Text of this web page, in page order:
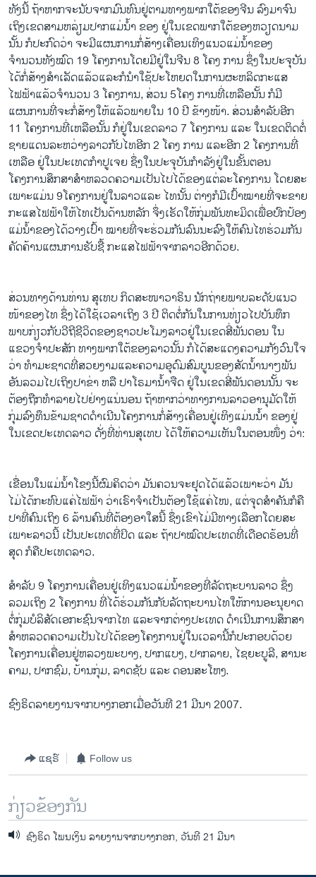
ທັງນີ້ ຖ້າ​ຫາກ​ຈະ​ນັບ​ຈາກ​ມົນ​ທົນ​ຢູ່ຕາມທາງ​ພາກ​ໃຕ້​ຂອງ​ຈີນ ລົງ​ມາ​ຈົນ​
ເຖິງ​ເຂດ​ສາມ​ຫລ່ຽມ​ປາກ​ແມ່ນ້ຳ ຂອງ ຢູ່​ໃນ​ເຂດ​ພາກໃຕ້​ຂອງຫ​ວຽດນາມ​
ນັ້ນ ກໍ​ປະກົດ​ວ່າ ຈະ​ມີ​ແຜນການ​ກໍ່ສ້າງ​ເຄື່ອນ​ເທິງແນວ​ແມ່ນ້ຳຂອງ
ຈຳນວນ​ທັງໝົດ 19 ໂຄງການ ​ໂດຍ​ມີ​ຢູ່​ໃນ​ຈີນ 8 ​ໂຄງ ການ ຊຶ່ງ​ໃນ​ປະຈຸ​ບັນ
​ໄດ້​ກໍ່ສ້າງ​ສຳເລັດແລ້ວ ​ແລະກໍ​ນຳ​ໃຊ້​ປະ​ໂຫຍ​ດ​ໃນ​ການ​ຜະຫລິດ​ກະ​ແສ​
ໄຟຟ້າ​ແລ້ວຈຳນວນ​ 3 ​ໂຄງການ, ສ່ວນ 5 ​ໂຄງ ການ​ທີ່​ເຫລືອ​ນັ້ນ ກໍ​ມີ​
ແຜນການ​ທີ່ຈະ​ກໍ່ສ້າງ​ໃຫ້​ແລ້ວ​ພາຍ​ໃນ 10 ປີ ຂ້າງໜ້າ. ສ່ວນ​ສຳລັບອີກ
11 ໂຄງການທີ່ເຫລືອ​ນັ້ນ ກໍ​ຢູ່​ໃນ​ເຂດລາວ 7 ໂຄງການ ແລະ ​ໃນ​ເຂດ​ຕິດຕໍ່
ຊາຍແດນ​ລະຫວ່າງ​ລາວ​ກັບ​ໄທ​ອີກ 2 ໂຄງ ການ ​ແລະອີກ 2 ໂຄງການ​ທີ່
ເຫລືອ ຢູ່​ໃນ​ປະ​ເທດ​ກຳປູ​ເຈຍ ຊຶ່ງ​ໃນ​ປະຈຸ​ບັນກຳລັງ​ຢູ່​ໃນ​ຂັ້ນຕອນ
ໂຄງການ ​ສຶກສາ​ສຳ​ຫລວດ​ຄວາມ​ເປັນ​ໄປ​ໄດ້​ຂອງ​ແຕ່ລະ​ໂຄງການ ​ໂດຍ​ສະ​
ເພາະ​ແມ່ນ 9 ​ໂຄງການ​ຢູ່​ໃນ​ລາວແລະ ໄທນັ້ນ ຕ່າງ​ກໍ​ມີ​ເປົ້າໝາຍທີ່​ຈະ​ຂາຍ​
ກະ​ແສ​ໄຟຟ້າ​ໃຫ້​ໄທ​ເປັນ​ດ້ານ​ຫລັກ ຈຶ່ງ​ເຮັດ​ໃຫ້​ກຸ່ມ​ພັນທະ​ມິດ​ເພື່ອ​ປົກ​ປ້ອງ​
ແມ່ນ້ຳຂອງ ​ໄດ້​ວາງ​ເປົ້າ ໝາຍທີ່​ຈະ​ຮ່ວມ​ກັນ​ລົນ​ນະ​ລົງ​ ໃຫ້​ຄົນ​ໄທ​ຮ່ວມ​ກັນ​
ຄັດຄ້ານ​ແຜນການ​ຮັບ​ຊື້ ກະ​ແສ​ໄຟຟ້າ​ຈາກ​ລາວ​ອີກ​ດ້ວຍ.
ສ່ວນ​ທາງ​ດ້ານ​ ທ່ານ ສຸເທບ ກິ​ດສະໜາວາຣິ​ນ ນັກຖ່າ​ຍພາບ​ລະດັບ​ແນວ
ໜ້າຂອງ​ໄທ ຊຶ່ງ​ໄດ້​ໃຊ້​ເວລາ​ເຖິງ 3 ປີ ຕິດຕໍ່ກັນ ​ໃນ​ການທ່ຽວ​ໄປ​ບັນທຶກ​
ພາບ​ກ່ຽວກັບ​ວີ​ຖີຊີວິດ​ຂອງ​ຊາວ​ປະ​ໂມງລາວ​ຢູ່​ໃນ​ ເຂດສີ່ພັນ​ດອນ ​ໃນ​
ແຂວງ​ຈຳ​ປະ​ສັກ ທາງ​ພາກ​ໃຕ້​ຂອງ​ລາວ​ນັ້ນ ກໍ​ໄດ້​ສະ​ແດງ​ຄວາມ​ກັງວົນ​ໃຈ​
ວ່າ ທຳ​ມະ​ຊາດ​ທີ່​ສວຍ​ງາມ ​ແລະຄວາມ​ອຸດົມສົມບູນຂອງ​ສັດ​ນ້ຳນາໆພັນ
ອັນ​ລວມ​ໄປ​ເຖິງ​ປາ​ຂ່າ ຫລື ປາ​ໂຣມາ​ນ້ຳຈືດ ຢູ່​ໃນ​ເຂດ​ສີ່ພັນ​ດອນ​ນັ້ນ ຈະ
ຕ້ອງ​ຖືກ​ທຳລາຍ​ໄປ​ຢ່າງ​ແນ່ນອນ ຖ້າ​ຫາກ​ວ່າ​ທາງ​ການ​ລາວອານຸມັດ​ໃຫ້​
ກຸ່ມ​ລົງ​ທຶນ​ຂ້າມ​ຊາດ​ດຳ​ເນີນ​ ໂຄງການ​ກໍ່ສ້າງ​ເຄື່ອນ​ຢູ່​ເທິງ​ແມ່ນນ້ຳ ຂອງຢູ່​
ໃນ​ເຂດ​ປະ​ເທດ​ລາວ ດັ່ງ​ທີ່​ທ່ານສຸເທບ ​ໄດ້​ໃຫ້​ຄວາມ​ເຫັນ​ໃນ​ຕອນໜຶ່ງ ວ່າ:
ເຂື່ອນໃນແມ່ນ້ຳໂຂງນີ້​ ຜົມຄິດວ່າ ມັນ​ຄວນຈະ​ຢຸດໄ​ດ້​ແລ້ວເພາະວ່າ ມັນ​
ໄມ່ໄດ້ກະທົບ​ແຄ່​ໄຟຟ້າ​ ວ່າ​ເຣົາຈຳ​ເປັນ​ຕ້ອງ​ໃຊ້​ແຄ່ໄໜ, ​ແຕ່ຈຸດ​ສຳ​ຄັນ​ກໍຄື
ປາ​ທີ່ຄົນ​ເຖິງ 6 ລ້ານຄົນທີ່ຕ້ອງອາ​ໃສ​ນີ້ ຊຶ່ງເຂົາ​ໄມ່ມີ​ທາງເລືອກໂດຍ​ສະ​
ເພາະ​ລາວ​ນີ້ ​ເປັນ​ປະ​ເທດ​ທີ່​ປິດ ແລະ ຖ້າປາໝົດປະເທດ​ທີ່​ເດືອດຣ້ອນທີ່​
ສຸດ​ ກໍ​ຄືປະ​ເທດ​ລາວ.
​ສຳລັບ 9 ​ໂຄງການ​ເຄື່ອນ​ຢູ່​ເທິງ​ແນວ​ແມ່ນ້ຳຂອງທີ່​ລັດຖະບານ​ລາວ ຊຶ່ງ​
ລວມ​ເຖິງ 2 ໂຄງການ ທີ່​ໄດ້​ຮ່ວມ​ກັນ​ກັບ​ລັດຖະບານ​ໄທ ​ໃຫ້ການ​ອະນຸຍາດ​
ຕໍ່ກຸ່ມ​ບໍລິສັດເອກະ​ຊົນ​ຈາກ​ໄທ ​ແລະຈາກ​ຕ່າງປະ​ເທດ ດຳ​ເນີນ​ການ​ສຶກສາ​
ສຳ​ຫລວດ​ຄວາມ​ເປັນ​ໄປ​ໄດ້​ຂອງໂຄງການ​ຢູ່​ໃນ​ເວລາ​ນີ້ກໍ​ປະກອບ​ດ້ວຍ ​
ໂຄງການ​ເຄື່ອນ​ຢູ່​ຫລວງ​ພະ​ບາງ,​ ປາກ​ແບງ, ປາກ​ລາຍ, ໄຊ​ຍະ​ບູລີ, ສາ​ນະ​
ຄາມ, ປາກ​ຊົມ, ບ້ານ​ກຸ່ມ, ລາດ​ຊັບ ​ແລະ ດອນ​ສະ​ໂຫງ.
ຊົງຣິດລາຍ​ງານ​ຈາກ​ບາງກອກ ​ເມື່ອ​ວັນ​ທີ 21 ມີນາ 2007.
ແຊຣ໌ Follow us
ກ່ຽວຂ້ອງກັນ
ຊົງຣິດ ໂພນເງິນ ລາຍງານຈາກບາງກອກ, ວັນທີ 21 ມີນາ